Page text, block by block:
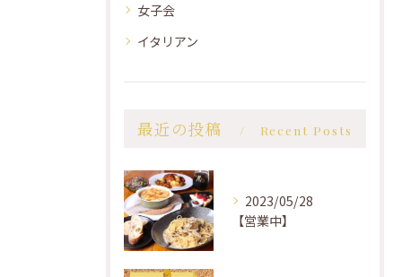
女子会
イタリアン
最近の投稿 Recent Posts
2023/05/28
【営業中】